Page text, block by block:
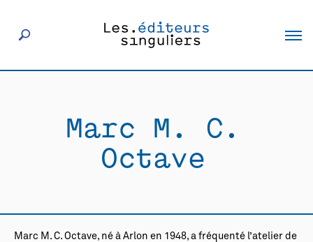
Actualités
Marc M. C.
Octave
Marc M. C. Octave, né à Arlon en 1948, a fréquenté l’atelier de